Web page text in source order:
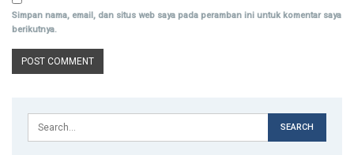
Simpan nama, email, dan situs web saya pada peramban ini untuk komentar saya
berikutnya.